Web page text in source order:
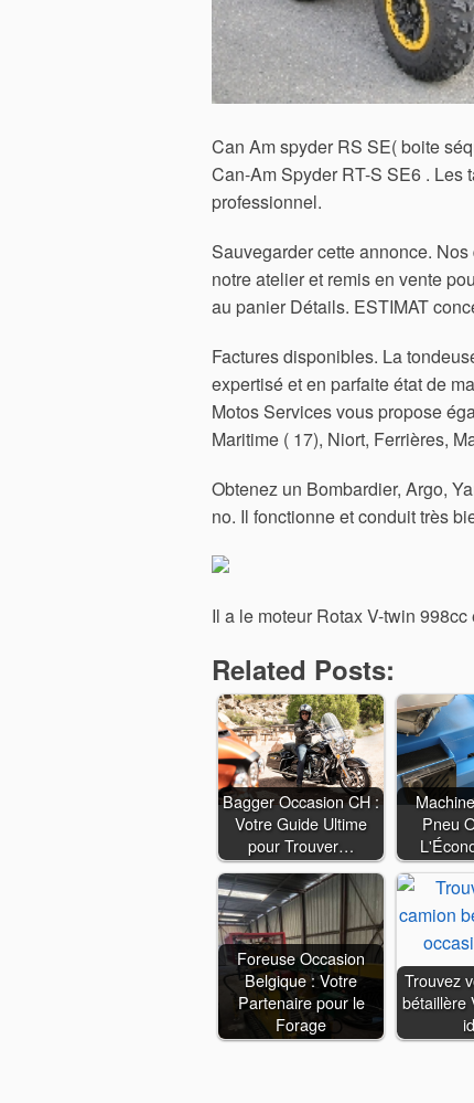
Can Am spyder RS SE( boite
Can-Am Spyder RT-S SE6 . Les
professionnel.
Sauvegarder cette annonce.
notre atelier et remis en vente
au panier Détails. ESTIMAT
Factures disponibles. La
expertisé et en parfaite état de
Motos Services vous propose
Maritime ( 17), Niort, Ferrières,
Obtenez un Bombardier, Argo,
no. Il fonctionne et conduit très
Il a le moteur Rotax V-twin
Related Posts:
Bagger Occasion CH :
Votre Guide Ultime
pour Trouver…
Pneu
Foreuse Occasion
Belgique : Votre
Partenaire pour le
Forage
Trouvez
bétaillère